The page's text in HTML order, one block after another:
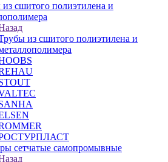
сшитого полиэтилена и
из сшитого полиэтилена и
сетчатые самопромывные